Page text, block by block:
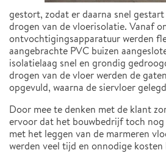
gestort, zodat er daarna snel
drogen van de vloerisolatie. Vanaf
ontvochtigingsapparatuur werden
aangebrachte PVC buizen
isolatielaag snel en grondig
drogen van de vloer werden de
opgevuld, waarna de siervloer
Door mee te denken met de klant
ervoor dat het bouwbedrijf toch
met het leggen van de marmeren
werden veel tijd en onnodige kosten